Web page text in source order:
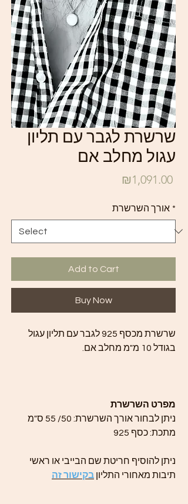
שרשרת לגבר עם תליון
עגול מחלב אם
₪1,091.00
אורך השרשרת *
Add to Cart
Buy Now
שרשרת מכסף 925 לגבר עם תליון עגול
בגודל 10 מ"מ מחלב אם.
מפרט השרשרת
ניתן לבחור אורך השרשרת: 50/ 55 ס"מ
מתכת: כסף 925
ניתן להוסיף חריטת שם הבייבי או ראשי
תיבות מאחורי התליון בקישור זה